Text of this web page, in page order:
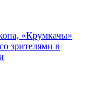
«Крумкачы»
зрителями в